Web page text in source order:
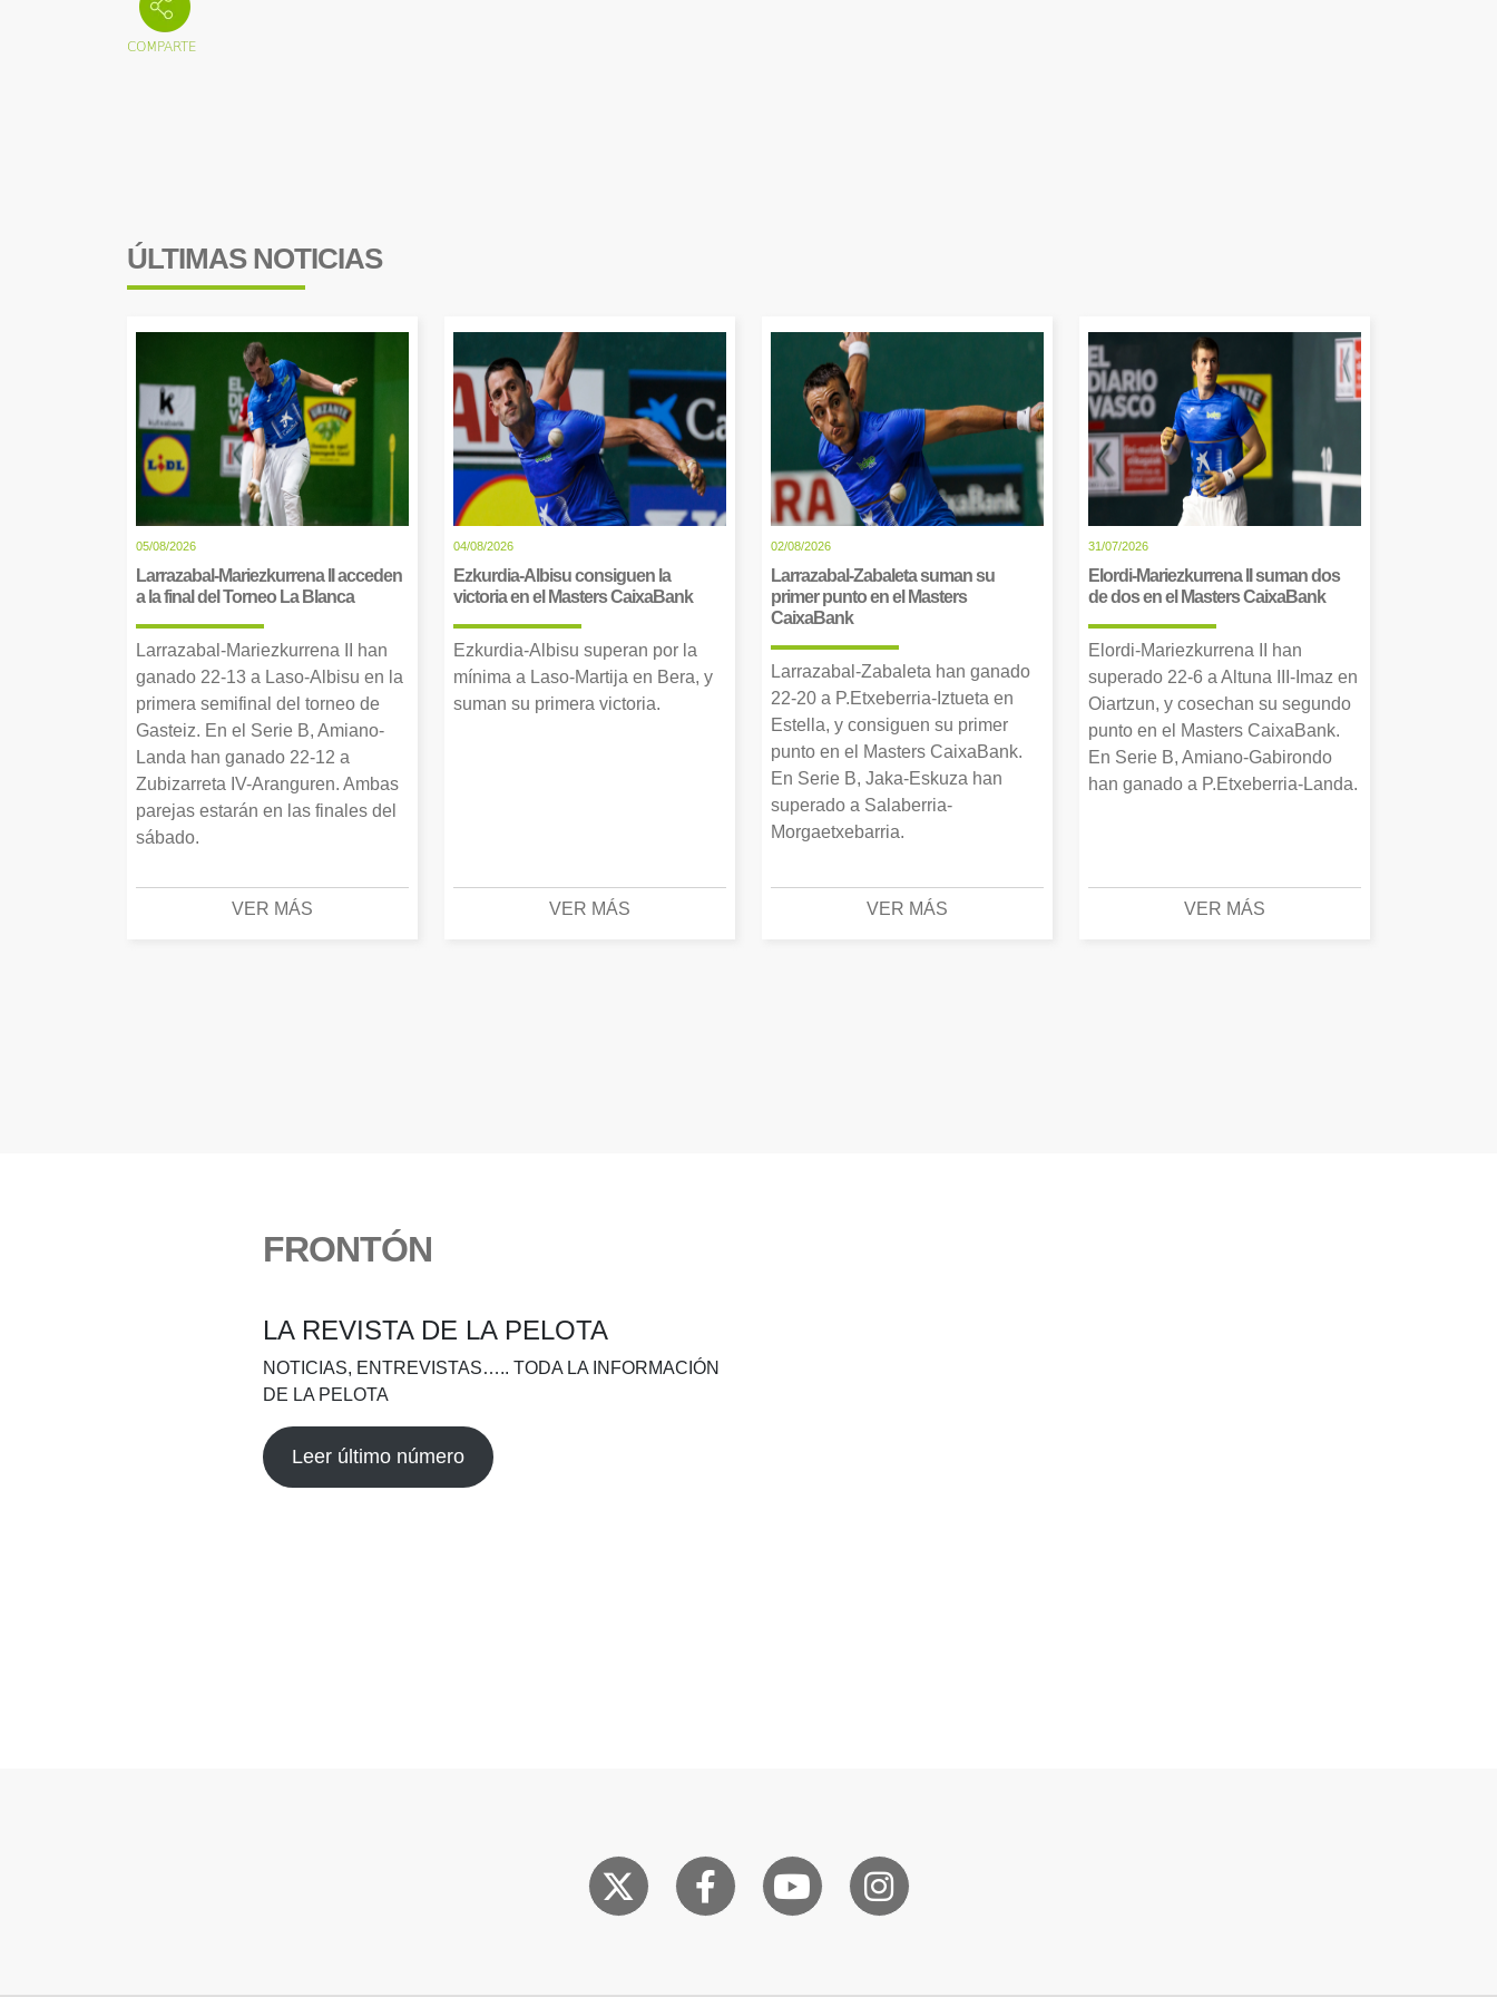
ÚLTIMAS NOTICIAS
05/08/2026
Larrazabal-Mariezkurrena II acceden
a la final del Torneo La Blanca
Larrazabal-Mariezkurrena II han
ganado 22-13 a Laso-Albisu en la
primera semifinal del torneo de
Gasteiz. En el Serie B, Amiano-
Landa han ganado 22-12 a
Zubizarreta IV-Aranguren. Ambas
parejas estarán en las finales del
sábado.
VER MÁS
04/08/2026
Ezkurdia-Albisu consiguen la
victoria en el Masters CaixaBank
Ezkurdia-Albisu superan por la
mínima a Laso-Martija en Bera, y
suman su primera victoria.
VER MÁS
02/08/2026
Larrazabal-Zabaleta suman su
primer punto en el Masters
CaixaBank
Larrazabal-Zabaleta han ganado
22-20 a P.Etxeberria-Iztueta en
Estella, y consiguen su primer
punto en el Masters CaixaBank.
En Serie B, Jaka-Eskuza han
superado a Salaberria-
Morgaetxebarria.
VER MÁS
31/07/2026
Elordi-Mariezkurrena II suman dos
de dos en el Masters CaixaBank
Elordi-Mariezkurrena II han
superado 22-6 a Altuna III-Imaz en
Oiartzun, y cosechan su segundo
punto en el Masters CaixaBank.
En Serie B, Amiano-Gabirondo
han ganado a P.Etxeberria-Landa.
VER MÁS
FRONTÓN
LA REVISTA DE LA PELOTA
NOTICIAS, ENTREVISTAS….. TODA LA INFORMACIÓN
DE LA PELOTA
Leer último número